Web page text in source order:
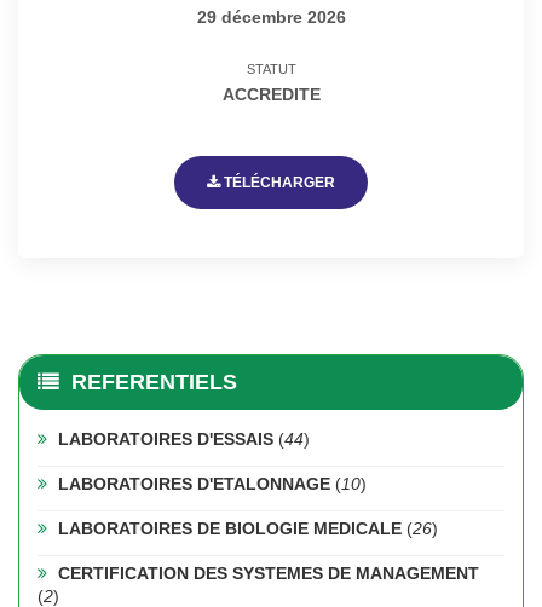
29 décembre 2026
STATUT
ACCREDITE
TÉLÉCHARGER
REFERENTIELS
LABORATOIRES D'ESSAIS (44)
LABORATOIRES D'ETALONNAGE (10)
LABORATOIRES DE BIOLOGIE MEDICALE (26)
CERTIFICATION DES SYSTEMES DE MANAGEMENT
(2)